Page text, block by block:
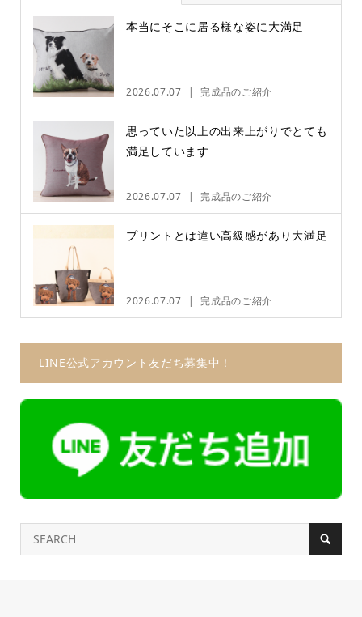
本当にそこに居る様な姿に大満足
2026.07.07 完成品のご紹介
思っていた以上の出来上がりでとても
満足しています
2026.07.07 完成品のご紹介
プリントとは違い高級感があり大満足
2026.07.07 完成品のご紹介
LINE公式アカウント友だち募集中！